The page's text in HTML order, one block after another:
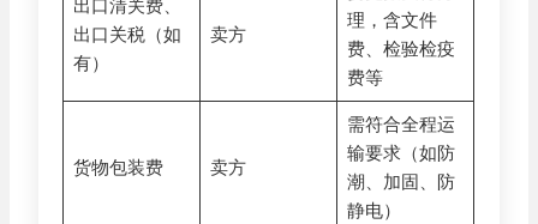
出口清关费、
出口关税（如
有）
卖方
理，含文件
费、检验检疫
费等
货物包装费 卖方
需符合全程运
输要求（如防
潮、加固、防
静电）